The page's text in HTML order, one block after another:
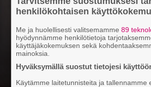
henkilökohtaisen
Me ja huolellisesti valitsemamme89
hyödynnämme henkilötietoja
käyttäjäkokemuksen sekä
mainoksia.
Hyväksymällä suostut tietojesi
Käytämme laitetunnisteita ja tallennamme